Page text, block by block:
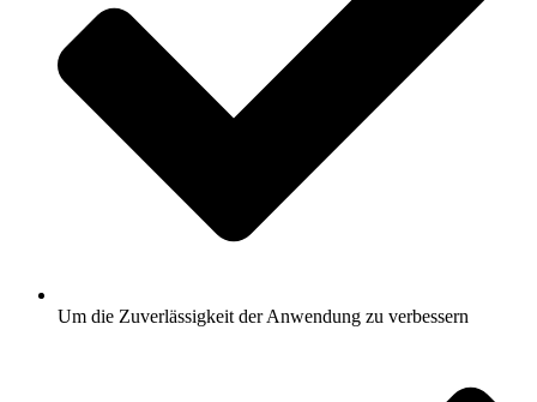
Um die Zuverlässigkeit der Anwendung zu verbessern